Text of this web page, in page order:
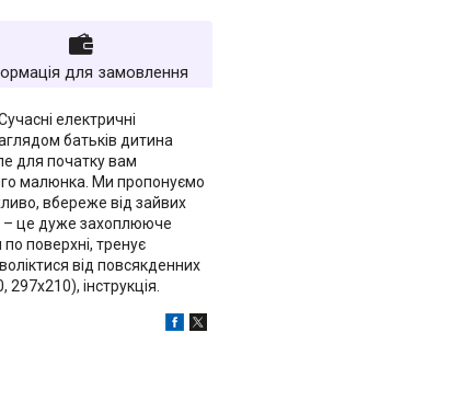
для замовлення
електричні
батьків дитина
для початку вам
малюнка. Ми пропонуємо
вбереже від зайвих
– це дуже захоплююче
поверхні, тренує
від повсякденних
інструкція.